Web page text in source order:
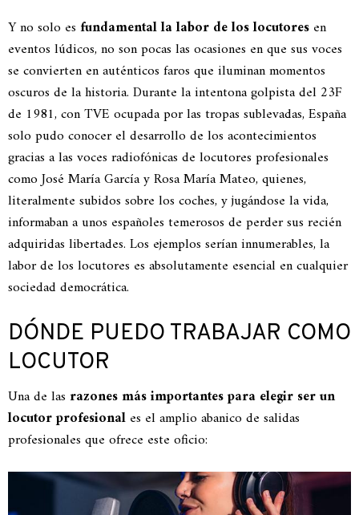
Y no solo es fundamental la labor de los locutores en
eventos lúdicos, no son pocas las ocasiones en que sus voces
se convierten en auténticos faros que iluminan momentos
oscuros de la historia. Durante la intentona golpista del 23F
de 1981, con TVE ocupada por las tropas sublevadas, España
solo pudo conocer el desarrollo de los acontecimientos
gracias a las voces radiofónicas de locutores profesionales
como José María García y Rosa María Mateo, quienes,
literalmente subidos sobre los coches, y jugándose la vida,
informaban a unos españoles temerosos de perder sus recién
adquiridas libertades. Los ejemplos serían innumerables, la
labor de los locutores es absolutamente esencial en cualquier
sociedad democrática.
DÓNDE PUEDO TRABAJAR COMO
LOCUTOR
Una de las razones más importantes para elegir ser un
locutor profesional es el amplio abanico de salidas
profesionales que ofrece este oficio: